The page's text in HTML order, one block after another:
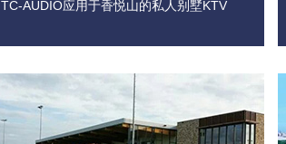
TC-AUDIO应用于香悦山的私人别墅KTV